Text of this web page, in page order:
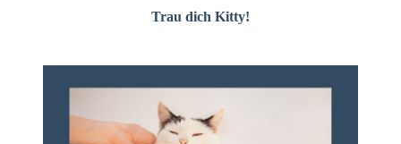
Trau dich Kitty!